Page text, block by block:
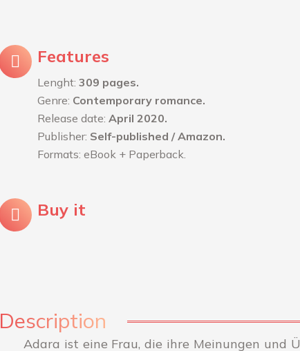
Features
Lenght: 309 pages.
Genre: Contemporary romance.
Release date: April 2020.
Publisher: Self-published / Amazon.
Formats: eBook + Paperback.
Buy it
Description
Adara ist eine Frau, die ihre Meinungen und